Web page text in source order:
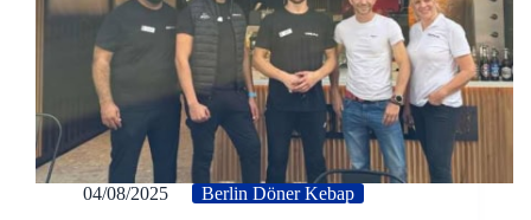
04/08/2025 Berlin Döner Kebap